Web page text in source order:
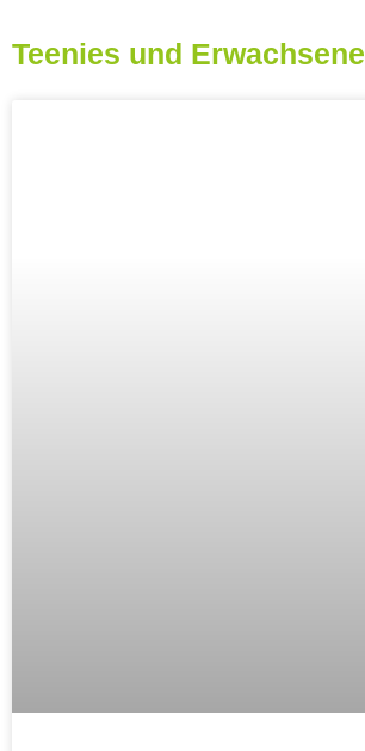
Teenies und Erwachsene